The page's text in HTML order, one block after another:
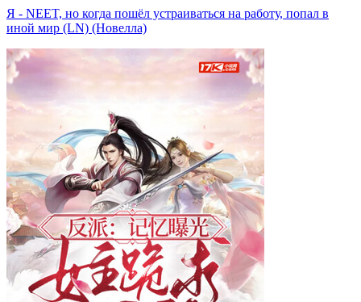
Я - NEET, но когда пошёл устраиваться на работу, попал в
иной мир (LN) (Новелла)